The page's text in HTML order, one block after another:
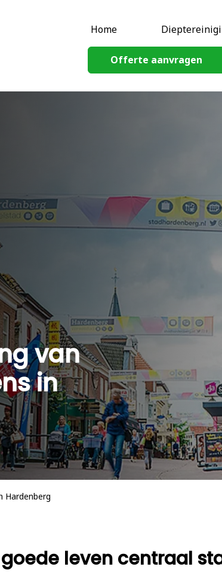
Home
Offerte aanvragen
van
in
Hardenberg
leven centraal